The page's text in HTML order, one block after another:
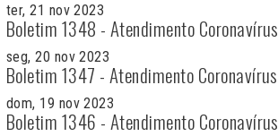
ter, 21 nov 2023
Boletim 1348 - Atendimento Coronavírus
seg, 20 nov 2023
Boletim 1347 - Atendimento Coronavírus
dom, 19 nov 2023
Boletim 1346 - Atendimento Coronavírus